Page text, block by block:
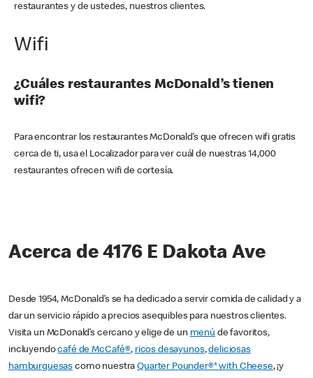
restaurantes y de ustedes, nuestros clientes.
Wifi
¿Cuáles restaurantes McDonald’s tienen
wifi?
Para encontrar los restaurantes McDonald’s que ofrecen wifi gratis
cerca de ti, usa el Localizador para ver cuál de nuestras 14,000
restaurantes ofrecen wifi de cortesía.
Acerca de 4176 E Dakota Ave
Desde 1954, McDonald’s se ha dedicado a servir comida de calidad y a
dar un servicio rápido a precios asequibles para nuestros clientes.
Visita un McDonald’s cercano y elige de un menú de favoritos,
incluyendocafé de McCafé®, ricos desayunos,deliciosas
hamburguesas como nuestraQuarter Pounder®* with Cheese, ¡y